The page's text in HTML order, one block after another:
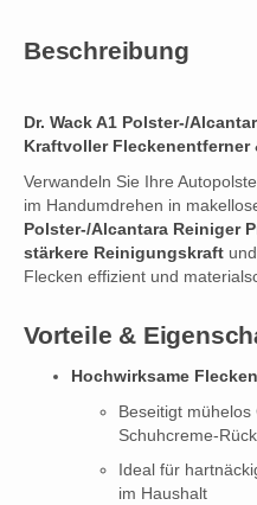
Beschreibung
Dr. Wack A1 Polster-/
Kraftvoller Fleckenentferner
Verwandeln Sie Ihre
im Handumdrehen in
Polster-/Alcantara Reiniger
stärkere Reinigungskraft
Flecken effizient und
Vorteile &
Hochwirksame
Beseitigt
Schuhcreme-
Ideal für
im Haushalt